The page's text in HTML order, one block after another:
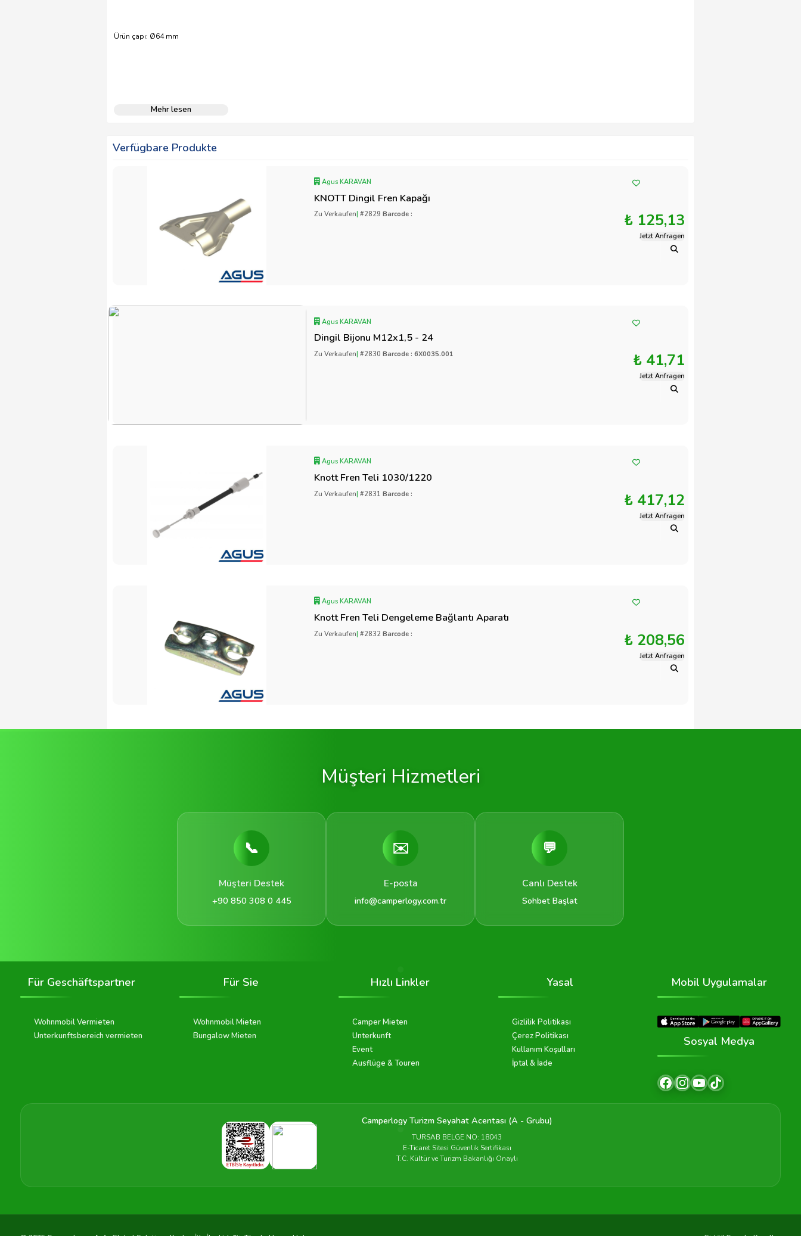
Ürün çapı: Ø64 mm
Mehr lesen
Verfügbare Produkte
Agus KARAVAN
KNOTT Dingil Fren Kapağı
Zu Verkaufen| #2829Barcode : ₺ 125,13
Jetzt Anfragen
Agus KARAVAN
Dingil Bijonu M12x1,5 - 24
Zu Verkaufen| #2830Barcode : 6X0035.001 ₺ 41,71
Jetzt Anfragen
Agus KARAVAN
Knott Fren Teli 1030/1220
Zu Verkaufen| #2831Barcode : ₺ 417,12
Jetzt Anfragen
Agus KARAVAN
Knott Fren Teli Dengeleme Bağlantı Aparatı
Zu Verkaufen| #2832Barcode : ₺ 208,56
Jetzt Anfragen
Müşteri Hizmetleri
📞
Müşteri Destek
+90 850 308 0 445
✉️
E-posta
info@camperlogy.com.tr
💬
Canlı Destek
Sohbet Başlat
Für Geschäftspartner
Wohnmobil Vermieten
Unterkunftsbereich vermieten
Für Sie
Wohnmobil Mieten
Bungalow Mieten
Hızlı Linkler
Camper Mieten
Unterkunft
Event
Ausflüge & Touren
Yasal
Gizlilik Politikası
Çerez Politikası
Kullanım Koşulları
İptal & İade
Mobil Uygulamalar
Sosyal Medya
Camperlogy Turizm Seyahat Acentası (A - Grubu)
TURSAB BELGE NO: 18043
E-Ticaret Sitesi Güvenlik Sertifikası
T.C. Kültür ve Turizm Bakanlığı Onaylı